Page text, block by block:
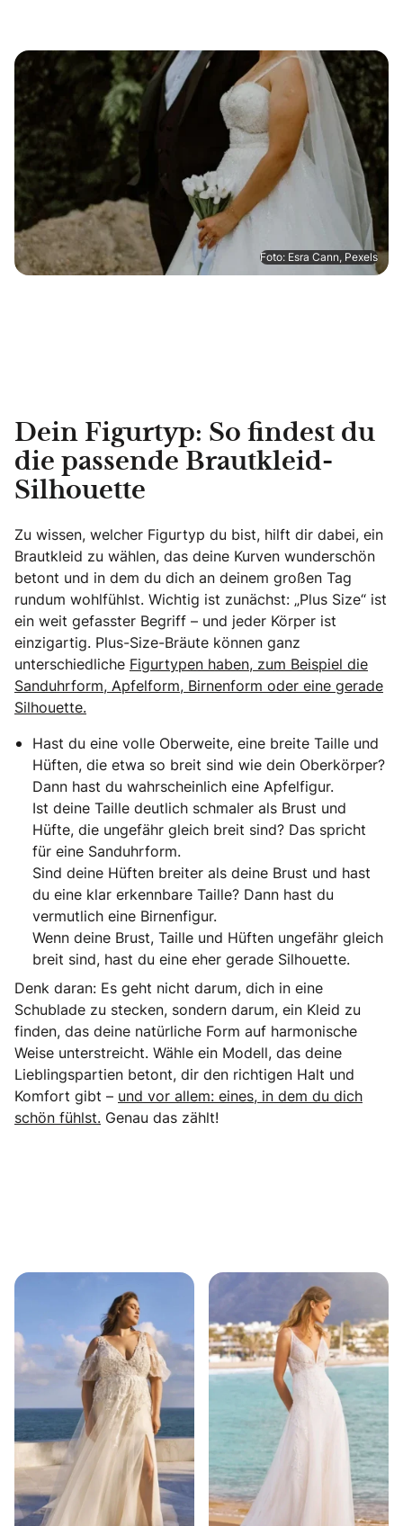
Foto: Esra Cann, Pexels
Dein Figurtyp: So findest du
die passende Brautkleid-
Silhouette
Zu wissen, welcher Figurtyp du bist, hilft dir dabei, ein
Brautkleid zu wählen, das deine Kurven wunderschön
betont und in dem du dich an deinem großen Tag
rundum wohlfühlst. Wichtig ist zunächst: „Plus Size“ ist
ein weit gefasster Begriff – und jeder Körper ist
einzigartig. Plus-Size-Bräute können ganz
unterschiedliche Figurtypen haben, zum Beispiel die
Sanduhrform, Apfelform, Birnenform oder eine gerade
Silhouette.
Hast du eine volle Oberweite, eine breite Taille und
Hüften, die etwa so breit sind wie dein Oberkörper?
Dann hast du wahrscheinlich eine Apfelfigur.
Ist deine Taille deutlich schmaler als Brust und
Hüfte, die ungefähr gleich breit sind? Das spricht
für eine Sanduhrform.
Sind deine Hüften breiter als deine Brust und hast
du eine klar erkennbare Taille? Dann hast du
vermutlich eine Birnenfigur.
Wenn deine Brust, Taille und Hüften ungefähr gleich
breit sind, hast du eine eher gerade Silhouette.
Denk daran: Es geht nicht darum, dich in eine
Schublade zu stecken, sondern darum, ein Kleid zu
finden, das deine natürliche Form auf harmonische
Weise unterstreicht. Wähle ein Modell, das deine
Lieblingspartien betont, dir den richtigen Halt und
Komfort gibt – und vor allem: eines, in dem du dich
schön fühlst. Genau das zählt!